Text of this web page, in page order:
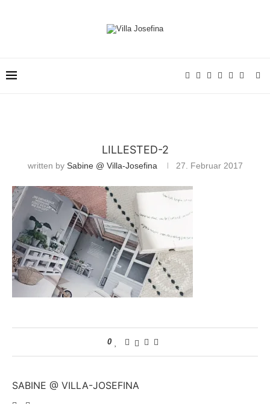
LILLESTED-2
written by Sabine @ Villa-Josefina 27. Februar 2017
0
SABINE @ VILLA-JOSEFINA